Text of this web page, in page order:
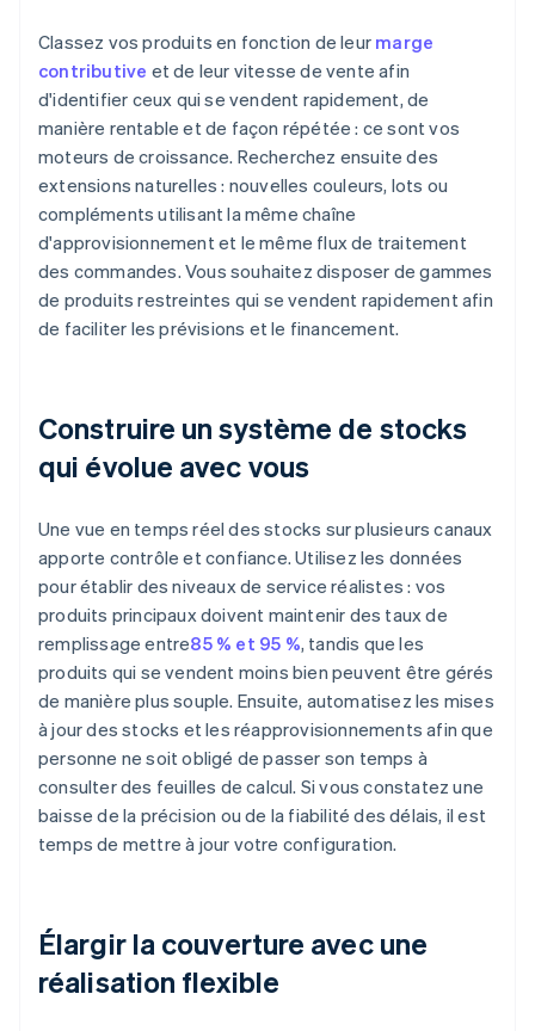
Classez vos produits en fonction de leur marge
contributive et de leur vitesse de vente afin
d'identifier ceux qui se vendent rapidement, de
manière rentable et de façon répétée : ce sont vos
moteurs de croissance. Recherchez ensuite des
extensions naturelles : nouvelles couleurs, lots ou
compléments utilisant la même chaîne
d'approvisionnement et le même flux de traitement
des commandes. Vous souhaitez disposer de gammes
de produits restreintes qui se vendent rapidement afin
de faciliter les prévisions et le financement.
Construire un système de stocks
qui évolue avec vous
Une vue en temps réel des stocks sur plusieurs canaux
apporte contrôle et confiance. Utilisez les données
pour établir des niveaux de service réalistes : vos
produits principaux doivent maintenir des taux de
remplissage entre85 % et 95 %, tandis que les
produits qui se vendent moins bien peuvent être gérés
de manière plus souple. Ensuite, automatisez les mises
à jour des stocks et les réapprovisionnements afin que
personne ne soit obligé de passer son temps à
consulter des feuilles de calcul. Si vous constatez une
baisse de la précision ou de la fiabilité des délais, il est
temps de mettre à jour votre configuration.
Élargir la couverture avec une
réalisation flexible